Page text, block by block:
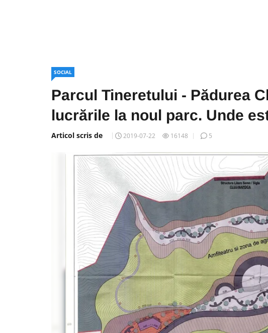
SOCIAL
Parcul Tineretului - Pădurea
lucrările la noul parc. Unde
Articol scris de 2019-07-22 16148 5